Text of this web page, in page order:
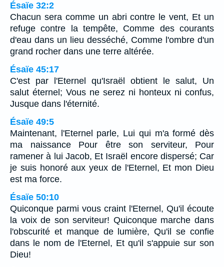
Ésaïe 32:2
Chacun sera comme un abri contre le vent, Et un
refuge contre la tempête, Comme des courants
d'eau dans un lieu desséché, Comme l'ombre d'un
grand rocher dans une terre altérée.
Ésaïe 45:17
C'est par l'Eternel qu'Israël obtient le salut, Un
salut éternel; Vous ne serez ni honteux ni confus,
Jusque dans l'éternité.
Ésaïe 49:5
Maintenant, l'Eternel parle, Lui qui m'a formé dès
ma naissance Pour être son serviteur, Pour
ramener à lui Jacob, Et Israël encore dispersé; Car
je suis honoré aux yeux de l'Eternel, Et mon Dieu
est ma force.
Ésaïe 50:10
Quiconque parmi vous craint l'Eternel, Qu'il écoute
la voix de son serviteur! Quiconque marche dans
l'obscurité et manque de lumière, Qu'il se confie
dans le nom de l'Eternel, Et qu'il s'appuie sur son
Dieu!